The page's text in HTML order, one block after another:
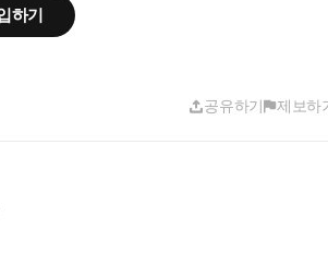
하기
공유하기 제보하